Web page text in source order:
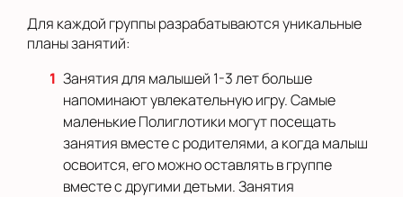
Для каждой группы разрабатываются уникальные
планы занятий:
Занятия для малышей 1-3 лет больше
напоминают увлекательную игру. Самые
маленькие Полиглотики могут посещать
занятия вместе с родителями, а когда малыш
освоится, его можно оставлять в группе
вместе с другими детьми. Занятия